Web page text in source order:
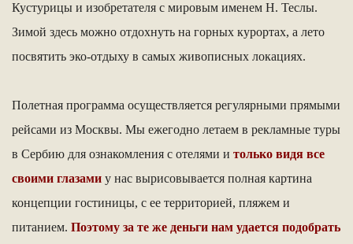
Кустурицы и изобретателя с мировым именем Н. Теслы.
Зимой здесь можно отдохнуть на горных курортах, а лето
посвятить эко-отдыху в самых живописных локациях.
Полетная программа осуществляется регулярными прямыми
рейсами из Москвы. Мы ежегодно летаем в рекламные туры
в Сербию для ознакомления с отелями и только видя все
своими глазами у нас вырисовывается полная картина
концепции гостиницы, с ее территорией, пляжем и
питанием. Поэтому за те же деньги нам удается подобрать